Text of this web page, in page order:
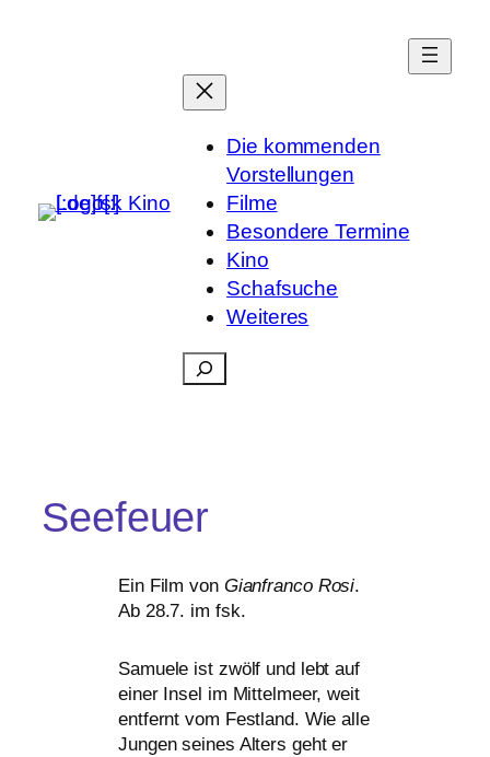
Die kommenden
Vorstellungen
Filme
Besondere Termine
Kino
Schafsuche
Weiteres
Suchen
Seefeuer
Ein Film von Gianfranco Rosi.
Ab 28.7. im fsk.
Samuele ist zwölf und lebt auf
einer Insel im Mittelmeer, weit
ent­fernt vom Festland. Wie alle
Jungen sei­nes Alters geht er